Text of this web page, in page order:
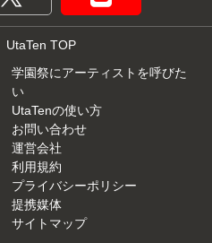
UtaTen TOP
学園祭にアーティストを呼びた
い
UtaTenの使い方
お問い合わせ
運営会社
利用規約
プライバシーポリシー
提携媒体
サイトマップ